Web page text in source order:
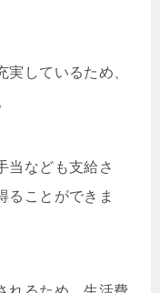
実しているため、
当なども支給さ
ることができま